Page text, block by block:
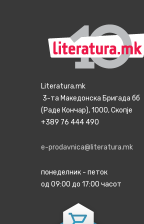
Literatura.mk
3-та Македонска Бригада бб
(Раде Кончар), 1000, Скопје
+389 76 444 490
e-prodavnica@literatura.mk
понеделник - петок
од 09:00 до 17:00 часот